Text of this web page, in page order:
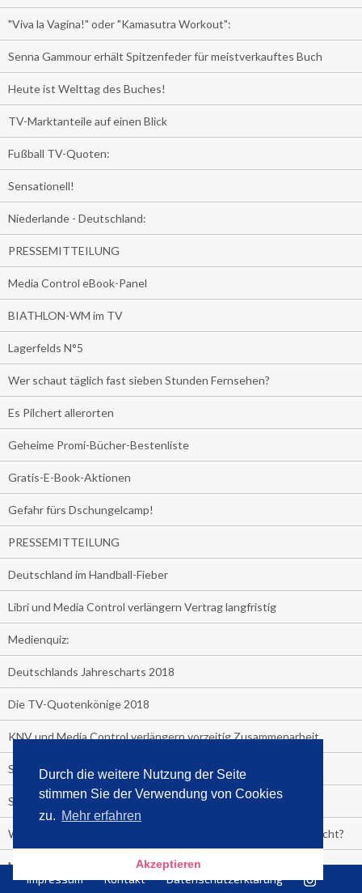
Durch die weitere Nutzung der Seite
stimmen Sie der Verwendung von Cookies
zu. Mehr erfahren
Akzeptieren
"Viva la Vagina!" oder "Kamasutra Workout":
Senna Gammour erhält Spitzenfeder für meistverkauftes Buch
Heute ist Welttag des Buches!
TV-Marktanteile auf einen Blick
Fußball TV-Quoten:
Sensationell!
Niederlande - Deutschland:
PRESSEMITTEILUNG
Media Control eBook-Panel
BIATHLON-WM im TV
Lagerfelds N°5
Wer schaut täglich fast sieben Stunden Fernsehen?
Es Pilchert allerorten
Geheime Promi-Bücher-Bestenliste
Gratis-E-Book-Aktionen
Gefahr fürs Dschungelcamp!
PRESSEMITTEILUNG
Deutschland im Handball-Fieber
Libri und Media Control verlängern Vertrag langfristig
Medienquiz:
Deutschlands Jahrescharts 2018
Die TV-Quotenkönige 2018
KNV und Media Control verlängern vorzeitig Zusammenarbeit
STRENG VERTRAULICH
Streaming verändert TV?
Welcher TV-Sender hat seine Marktanteile seit 2013 vervierfacht?
Michelle for President!
Impressum Kontakt Datenschutzerklärung